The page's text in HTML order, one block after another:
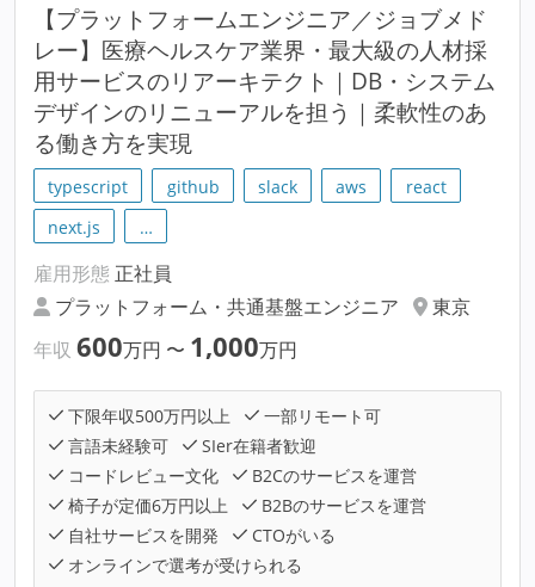
【プラットフォームエンジニア／ジョブメド
レー】医療ヘルスケア業界・最大級の人材採
用サービスのリアーキテクト｜DB・システム
デザインのリニューアルを担う｜柔軟性のあ
る働き方を実現
typescript github slack aws
react
next.js
…
雇用形態 正社員
プラットフォーム・共通基盤エンジニア
東京
年収 600万円 〜 1,000万円
下限年収500万円以上
一部リモート可
言語未経験可
SIer在籍者歓迎
コードレビュー文化
B2Cのサービスを運営
椅子が定価6万円以上
B2Bのサービスを運営
自社サービスを開発
CTOがいる
オンラインで選考が受けられる